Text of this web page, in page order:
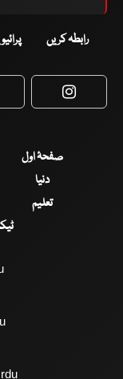
رابطہ کریں
صفحۂ اول
دنیا
تعلیم